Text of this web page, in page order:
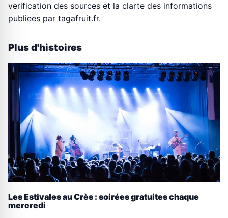
verification des sources et la clarte des informations
publiees par tagafruit.fr.
Plus d'histoires
Les Estivales au Crès : soirées gratuites chaque
mercredi